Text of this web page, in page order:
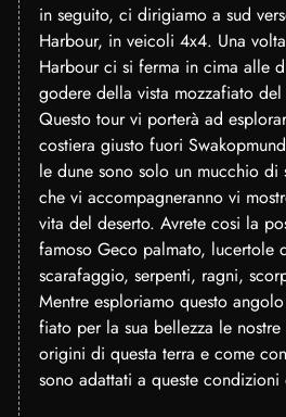
in seguito, ci dirigiamo a sud
Harbour, in veicoli 4x4. Una
Harbour ci si ferma in cima alle
godere della vista mozzafiato del
Questo tour vi porterà ad
costiera giusto fuori
le dune sono solo un mucchio
che vi accompagneranno vi
vita del deserto. Avrete cosi la
famoso Geco palmato, lucertole
scarafaggio, serpenti, ragni,
Mentre esploriamo questo
fiato per la sua bellezza le
origini di questa terra e come
sono adattati a queste condizioni